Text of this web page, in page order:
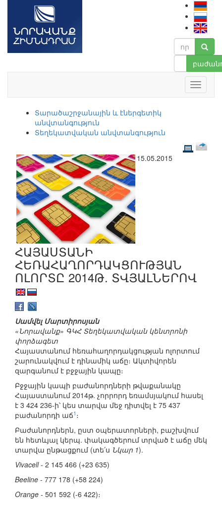
Տարածաշրջանային և էներգետիկ
անվտանգություն
Տեղեկատվական անվտանգություն
15.05.2015
ՀԱՅԱՍՏԱՆԻ
ՀԵՌԱՀԱՂՈՐԴԱԿՑՈՒԹՅԱՆ
ՈԼՈՐՏԸ 2014Թ. ՏՎՅԱԼՆԵՐՈՎ
Սամվել Մարտիրոսյան
«Նորավանք» ԳԿՀ Տեղեկատվական կենտրոնի
փորձագետ
Հայաստանում հեռահաղորդակցության ոլորտում
շարունակվում է դինամիկ աճը։ Ակտիվորեն
զարգանում է բջջային կապը։
Բջջային կապի բաժանորդների թվաքանակը
Հայաստանում 2014թ. չորրորդ եռամսյակում հասել
է 3 424 236-ի՝ կես տարվա մեջ դիտվել է 75 437
բաժանորդի աճ1 ։
Բաժանորդներն, ըստ օպերատորների, բաշխվում
են հետևյալ կերպ. փակագծերում տրված է աճը մեկ
տարվա ընթացքում (տե՛ս Նկար 1).
Vivacell- 2 145 466 (+23 635)
Beeline - 777 178 (+58 224)
Orange - 501 592 (-6 422)։